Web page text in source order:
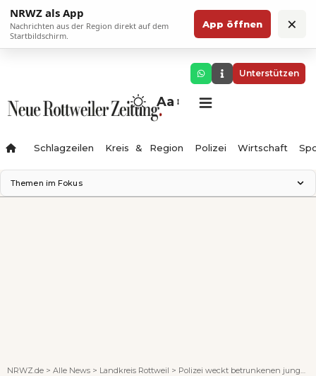
NRWZ als App
Nachrichten aus der Region direkt auf dem
Startbildschirm.
App öffnen ×
Unterstützen
Aa
Schlagzeilen Kreis & Region Polizei Wirtschaft
Themen im Fokus
NRWZ.de > Alle News > Landkreis Rottweil > Polizei weckt betrunkenen jungen Autofahrer – seinen Führerschein ist er los